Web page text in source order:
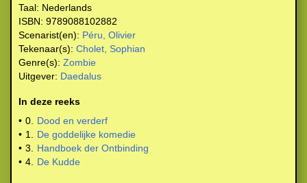
Taal: Nederlands
ISBN: 9789088102882
Scenarist(en): Péru, Olivier
Tekenaar(s): Cholet, Sophian
Genre(s): Zombie
Uitgever: Daedalus
In deze reeks
• 0.
Dood en verderf
• 1.
De goddelijke komedie
• 3.
Handboek der Ontbinding
• 4. De Kudde